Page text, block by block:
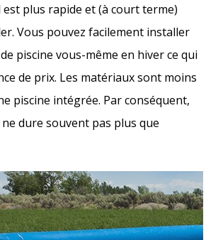
plus rapide et (à court terme)
Vous pouvez facilement installer
piscine vous-même en hiver ce qui
de prix. Les matériaux sont moins
piscine intégrée. Par conséquent,
dure souvent pas plus que